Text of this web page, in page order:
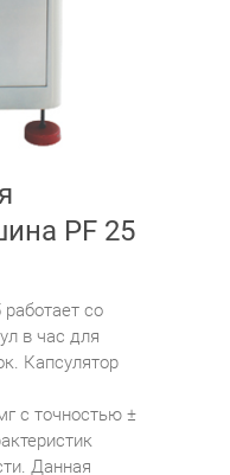
PF 25
со
в час для
Капсулятор
с точностью ±
Данная